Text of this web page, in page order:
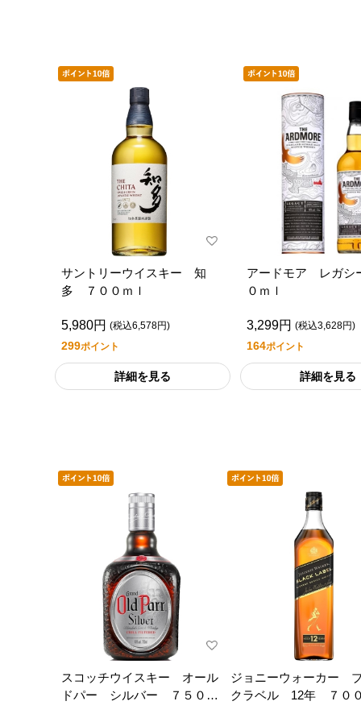
サントリーウイスキー 知
多 ７００ｍｌ
5,980円 (税込6,578円)
299ポイント
詳細を見る
アードモア レガ
０ｍｌ
3,299円 (税込3,628円)
164ポイント
詳細を見る
スコッチウイスキー オール
ドパー シルバー ７５０ｍ
ジョニーウォーカー
クラベル 12年 ７０